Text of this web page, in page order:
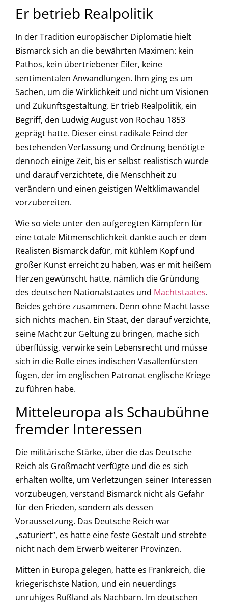
Er betrieb Realpolitik
In der Tradition europäischer Diplomatie hielt
Bismarck sich an die bewährten Maximen: kein
Pathos, kein übertriebener Eifer, keine
sentimentalen Anwandlungen. Ihm ging es um
Sachen, um die Wirklichkeit und nicht um Visionen
und Zukunftsgestaltung. Er trieb Realpolitik, ein
Begriff, den Ludwig August von Rochau 1853
geprägt hatte. Dieser einst radikale Feind der
bestehenden Verfassung und Ordnung benötigte
dennoch einige Zeit, bis er selbst realistisch wurde
und darauf verzichtete, die Menschheit zu
verändern und einen geistigen Weltklimawandel
vorzubereiten.
Wie so viele unter den aufgeregten Kämpfern für
eine totale Mitmenschlichkeit dankte auch er dem
Realisten Bismarck dafür, mit kühlem Kopf und
großer Kunst erreicht zu haben, was er mit heißem
Herzen gewünscht hatte, nämlich die Gründung
des deutschen Nationalstaates und Machtstaates.
Beides gehöre zusammen. Denn ohne Macht lasse
sich nichts machen. Ein Staat, der darauf verzichte,
seine Macht zur Geltung zu bringen, mache sich
überflüssig, verwirke sein Lebensrecht und müsse
sich in die Rolle eines indischen Vasallenfürsten
fügen, der im englischen Patronat englische Kriege
zu führen habe.
Mitteleuropa als Schaubühne
fremder Interessen
Die militärische Stärke, über die das Deutsche
Reich als Großmacht verfügte und die es sich
erhalten wollte, um Verletzungen seiner Interessen
vorzubeugen, verstand Bismarck nicht als Gefahr
für den Frieden, sondern als dessen
Voraussetzung. Das Deutsche Reich war
„saturiert“, es hatte eine feste Gestalt und strebte
nicht nach dem Erwerb weiterer Provinzen.
Mitten in Europa gelegen, hatte es Frankreich, die
kriegerischste Nation, und ein neuerdings
unruhiges Rußland als Nachbarn. Im deutschen